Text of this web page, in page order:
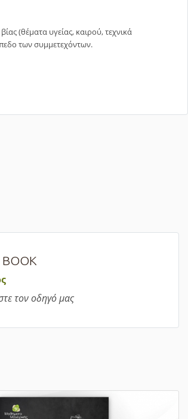
(θέματα υγείας, καιρού, τεχνικά
των συμμετεχόντων.
τον οδηγό μας